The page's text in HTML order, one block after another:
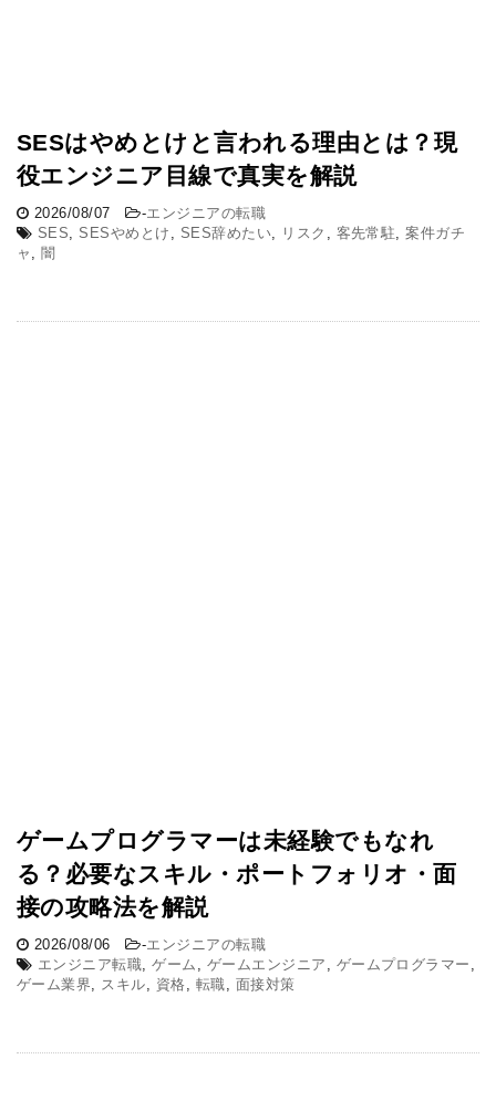
SESはやめとけと言われる理由とは？現
役エンジニア目線で真実を解説
2026/08/07 -エンジニアの転職
SES ,SESやめとけ SES辞めたい リスク 客先常駐 ,案件ガチ
ャ
闇
ゲームプログラマーは未経験でもなれ
る？必要なスキル・ポートフォリオ・面
接の攻略法を解説
2026/08/06 -エンジニアの転職
エンジニア転職 ,ゲーム ゲームエンジニア ゲームプログラマー
ゲーム業界
スキル 資格 転職 面接対策